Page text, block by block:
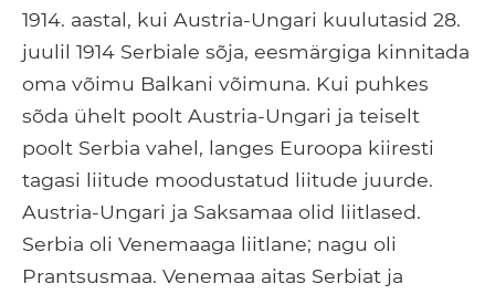
1914. aastal, kui Austria-Ungari kuulutasid 28.
juulil 1914 Serbiale sõja, eesmärgiga kinnitada
oma võimu Balkani võimuna. Kui puhkes
sõda ühelt poolt Austria-Ungari ja teiselt
poolt Serbia vahel, langes Euroopa kiiresti
tagasi liitude moodustatud liitude juurde.
Austria-Ungari ja Saksamaa olid liitlased.
Serbia oli Venemaaga liitlane; nagu oli
Prantsusmaa. Venemaa aitas Serbiat ja